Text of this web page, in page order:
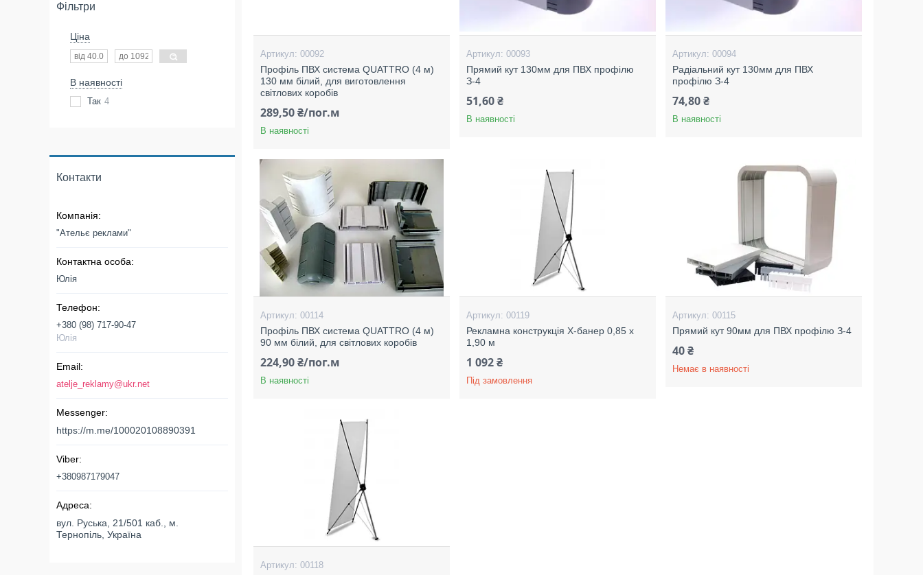
00092
Профіль ПВХ система QUATTRO (4 м)
130 мм білий, для виготовлення
світлових коробів
289,50 ₴/пог.м
В наявності
00093
Прямий кут 130мм для ПВХ профілю
З-4
51,60 ₴
В наявності
00094
Радіальний кут 130мм для ПВХ
профілю З-4
74,80 ₴
В наявності
00114
Профіль ПВХ система QUATTRO (4 м)
90 мм білий, для світлових коробів
224,90 ₴/пог.м
В наявності
00119
Рекламна конструкція Х-банер 0,85 х
1,90 м
1 092 ₴
Під замовлення
00115
Прямий кут 90мм для ПВХ профілю З-4
40 ₴
Немає в наявності
00118
Фільтри
Ціна
В наявності
Так 4
Контакти
"Ательє реклами"
Юлія
+380 (98) 717-90-47
Юлія
atelje_reklamy@ukr.net
https://m.me/100020108890391
+380987179047
вул. Руська, 21/501 каб., м.
Тернопіль, Україна